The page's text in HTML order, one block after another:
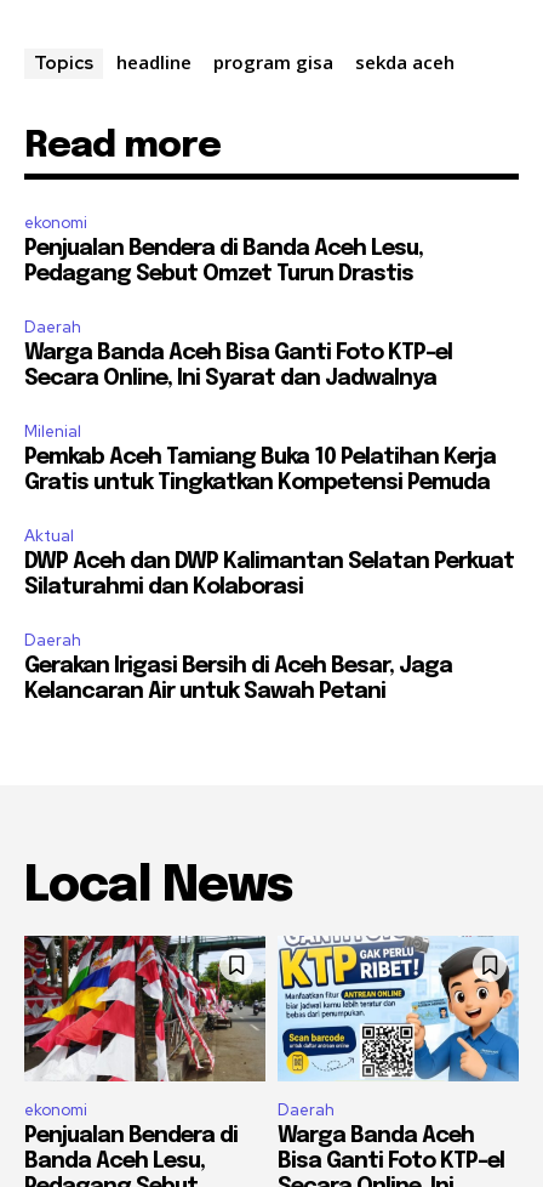
Topics headline program gisa sekda aceh
Read more
ekonomi
Penjualan Bendera di Banda Aceh Lesu,
Pedagang Sebut Omzet Turun Drastis
Daerah
Warga Banda Aceh Bisa Ganti Foto KTP-el
Secara Online, Ini Syarat dan Jadwalnya
Milenial
Pemkab Aceh Tamiang Buka 10 Pelatihan Kerja
Gratis untuk Tingkatkan Kompetensi Pemuda
Aktual
DWP Aceh dan DWP Kalimantan Selatan Perkuat
Silaturahmi dan Kolaborasi
Daerah
Gerakan Irigasi Bersih di Aceh Besar, Jaga
Kelancaran Air untuk Sawah Petani
Local News
ekonomi
Penjualan Bendera di
Banda Aceh Lesu,
Daerah
Warga Banda Aceh
Bisa Ganti Foto KTP-el